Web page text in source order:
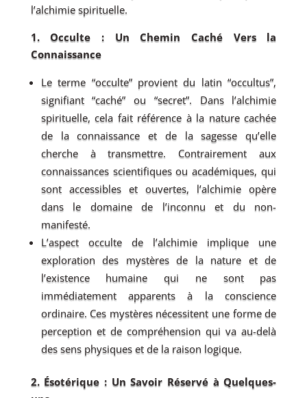
l’alchimie spirituelle.
1. Occulte : Un Chemin Caché Vers la
Connaissance
Le terme “occulte” provient du latin “occultus”,
signifiant “caché” ou “secret”. Dans l’alchimie
spirituelle, cela fait référence à la nature cachée
de la connaissance et de la sagesse qu’elle
cherche à transmettre. Contrairement aux
connaissances scientifiques ou académiques, qui
sont accessibles et ouvertes, l’alchimie opère
dans le domaine de l’inconnu et du non-
manifesté.
L’aspect occulte de l’alchimie implique une
exploration des mystères de la nature et de
l’existence humaine qui ne sont pas
immédiatement apparents à la conscience
ordinaire. Ces mystères nécessitent une forme de
perception et de compréhension qui va au-delà
des sens physiques et de la raison logique.
2. Ésotérique : Un Savoir Réservé à Quelques-